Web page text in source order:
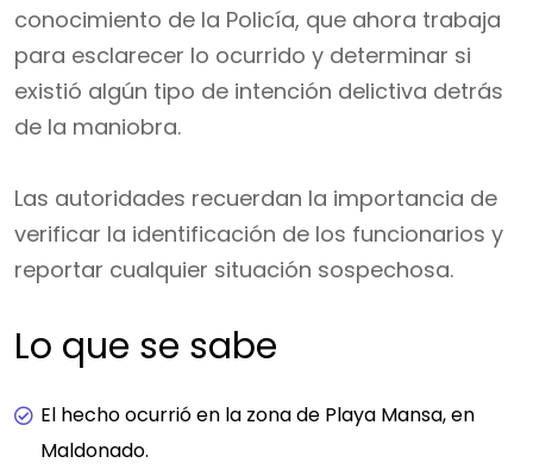
conocimiento de la Policía, que ahora trabaja
para esclarecer lo ocurrido y determinar si
existió algún tipo de intención delictiva detrás
de la maniobra.
Las autoridades recuerdan la importancia de
verificar la identificación de los funcionarios y
reportar cualquier situación sospechosa.
Lo que se sabe
El hecho ocurrió en la zona de Playa Mansa, en
Maldonado.